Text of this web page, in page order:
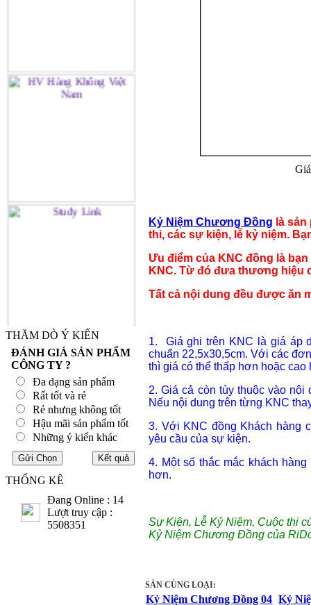
THĂM DÒ Ý KIẾN
ĐÁNH GIÁ SẢN PHẨM
CÔNG TY ?
Đa dạng sản phẩm
Rất tốt và rẻ
Rẻ nhưng không tốt
Hậu mãi sản phẩm tốt
Những ý kiến khác
THỐNG KÊ
Đang Online : 14
Lượt truy cập :
5508351
Kỷ Niệm Chương Đồng là
thi, các sự kiện, lễ kỷ niệm.
Ưu điểm của KNC đồng là
KNC. Từ đó đưa thương hiệu
Tất cả nội dung đều được ăn
1. Giá ghi trên KNC là giá áp
chuẩn 22,5x30,5cm. Với các
thì giá có thể thấp hơn hoặc cao
2. Giá cả còn tùy thuộc vào
Nếu nội dung trên từng KNC
3. Với KNC đồng Khách hàng
yêu cầu của sự kiện.
4. Một số thắc mắc khách
hơn.
Sự Kiện, Lễ Kỷ Niệm, Cuộc thi
Kỷ Niệm Chương Đồng của
SẢN CÙNG LOẠI:
Kỷ Niệm Chương Đồng 04 Kỷ